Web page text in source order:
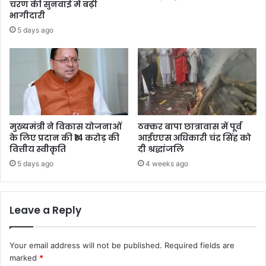
चरण की सुनवाई में बढ़ी
भागीदारी
5 days ago
मुख्यमंत्री ने विकास योजनाओं
के लिए प्रदान की ₹14 करोड़ की
वित्तीय स्वीकृति
5 days ago
ठक्कर बापा छात्रावास में पूर्व
आईएएस अधिकारी चंद्र सिंह को
दी श्रद्धांजलि
4 weeks ago
Leave a Reply
Your email address will not be published. Required fields are
marked *